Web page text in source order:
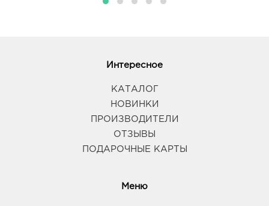
Интересное
КАТАЛОГ
НОВИНКИ
ПРОИЗВОДИТЕЛИ
ОТЗЫВЫ
ПОДАРОЧНЫЕ КАРТЫ
Меню